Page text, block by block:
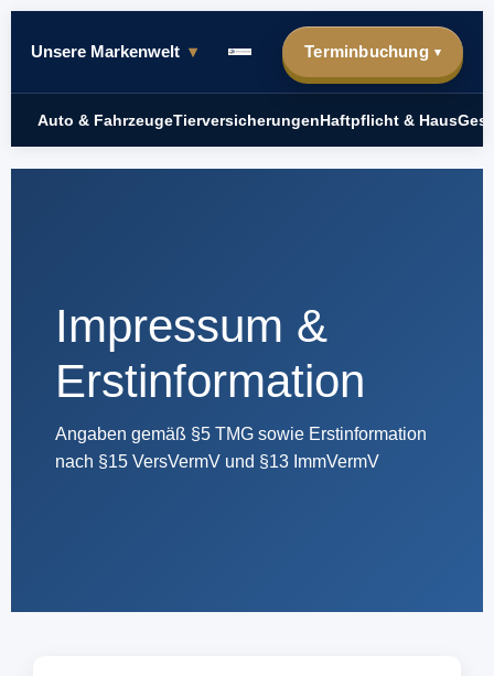
Unsere Markenwelt ▾ Terminbuchung ▾
Auto & FahrzeugeTierversicherungenHaftpflicht & Haus
Impressum &
Erstinformation
Angaben gemäß §5 TMG sowie Erstinformation
nach §15 VersVermV und §13 ImmVermV